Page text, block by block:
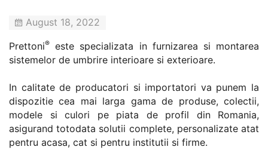
August 18, 2022
Prettoni® este specializata in furnizarea si montarea
sistemelor de umbrire interioare si exterioare.
In calitate de producatori si importatori va punem la
dispozitie cea mai larga gama de produse, colectii,
modele si culori pe piata de profil din Romania,
asigurand totodata solutii complete, personalizate atat
pentru acasa, cat si pentru institutii si firme.